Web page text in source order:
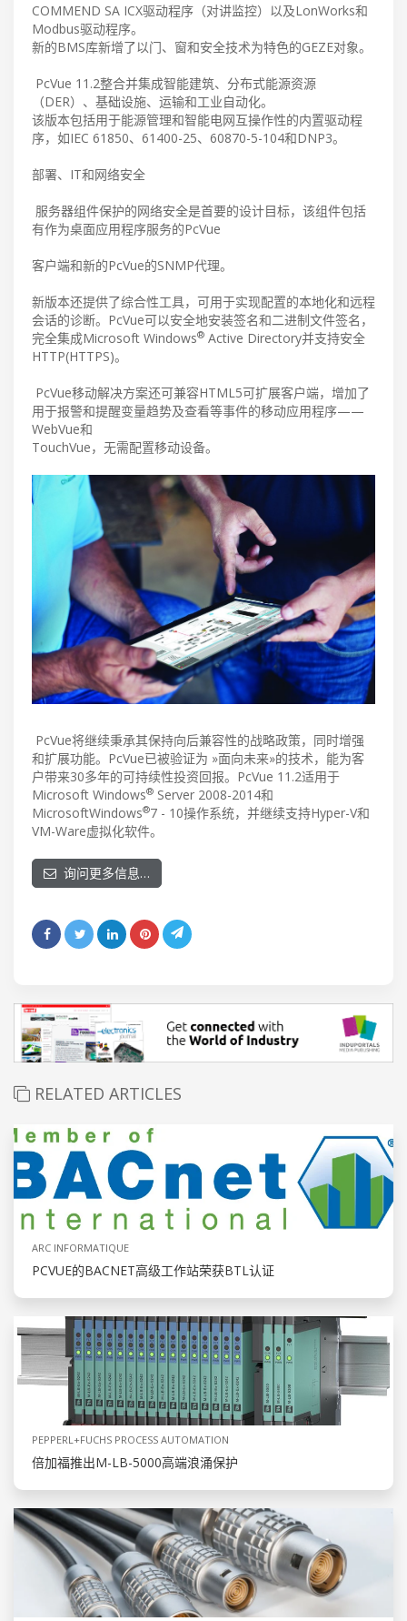
COMMEND SA ICX驱动程序（对讲监控）以及LonWorks和
Modbus驱动程序。
新的BMS库新增了以门、窗和安全技术为特色的GEZE对象。
PcVue 11.2整合并集成智能建筑、分布式能源资源
（DER）、基础设施、运输和工业自动化。
该版本包括用于能源管理和智能电网互操作性的内置驱动程
序，如IEC 61850、61400-25、60870-5-104和DNP3。
部署、IT和网络安全
服务器组件保护的网络安全是首要的设计目标，该组件包括
有作为桌面应用程序服务的PcVue
客户端和新的PcVue的SNMP代理。
新版本还提供了综合性工具，可用于实现配置的本地化和远程
会话的诊断。PcVue可以安全地安装签名和二进制文件签名，
完全集成Microsoft Windows® Active Directory并支持安全
HTTP(HTTPS)。
PcVue移动解决方案还可兼容HTML5可扩展客户端，增加了
用于报警和提醒变量趋势及查看等事件的移动应用程序——
WebVue和
TouchVue，无需配置移动设备。
PcVue将继续秉承其保持向后兼容性的战略政策，同时增强
和扩展功能。PcVue已被验证为 »面向未来»的技术，能为客
户带来30多年的可持续性投资回报。PcVue 11.2适用于
Microsoft Windows® Server 2008-2014和
MicrosoftWindows®7 - 10操作系统，并继续支持Hyper-V和
VM-Ware虚拟化软件。
询问更多信息…
RELATED ARTICLES
ARC INFORMATIQUE
PCVUE的BACNET高级工作站荣获BTL认证
PEPPERL+FUCHS PROCESS AUTOMATION
倍加福推出M-LB-5000高端浪涌保护